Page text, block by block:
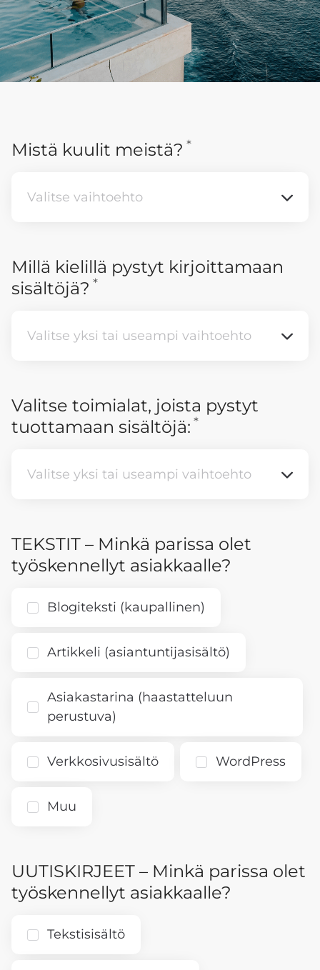
Mistä kuulit meistä? *Vaaditaan
Valitse vaihtoehto
Valitse vaihtoehto
Millä kielillä pystyt kirjoittamaan
sisältöjä? *Vaaditaan
Valitse yksi tai useampi vaihtoehto
Valitse yksi tai useampi vaihtoehto
Valitse toimialat, joista pystyt
tuottamaan sisältöjä: *Vaaditaan
Valitse yksi tai useampi vaihtoehto
Valitse yksi tai useampi vaihtoehto
TEKSTIT – Minkä parissa olet
työskennellyt asiakkaalle?
Blogiteksti (kaupallinen)
Artikkeli (asiantuntijasisältö)
Asiakastarina (haastatteluun
perustuva)
Verkkosivusisältö WordPress
Muu
UUTISKIRJEET – Minkä parissa olet
työskennellyt asiakkaalle?
Tekstisisältö